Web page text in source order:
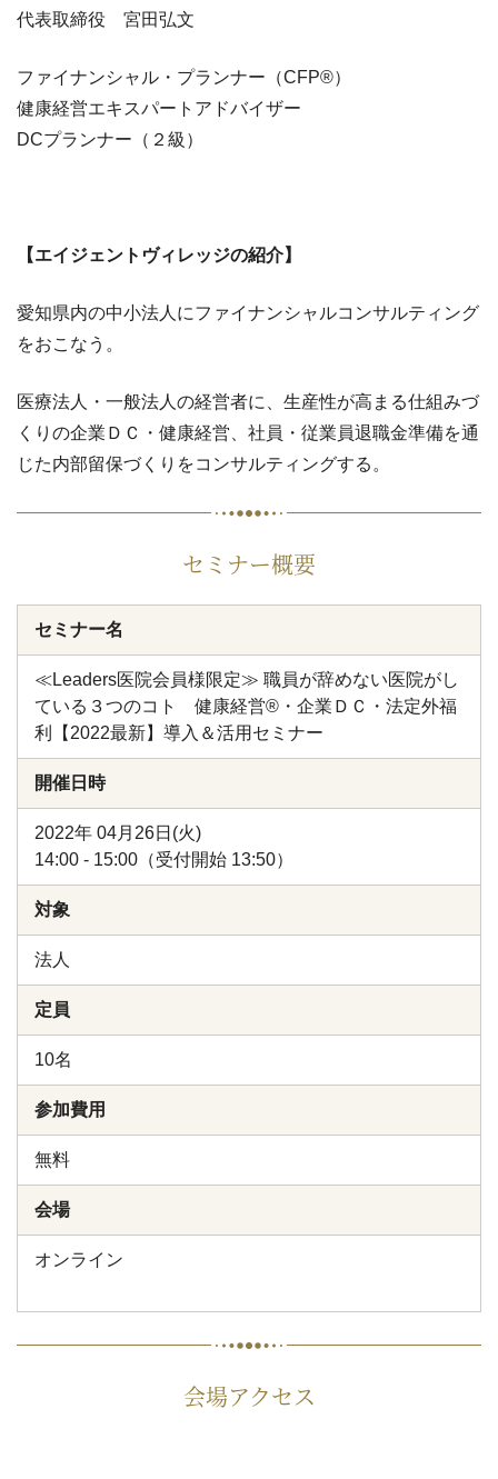
​​​​代表取締役 宮田弘文​​​​
ファイナンシャル・プランナー（CFP®）
健康経営エキスパートアドバイザー
DCプランナー（２級）
【エイジェントヴィレッジの紹介】
愛知県内の中小法人にファイナンシャルコンサルティング
をおこなう。
医療法人・一般法人の経営者に、生産性が高まる仕組みづ
くりの企業ＤＣ・健康経営、社員・従業員退職金準備を通
じた内部留保づくりをコンサルティングする。
セミナー概要
セミナー名
≪Leaders医院会員様限定≫ 職員が辞めない医院がし
ている３つのコト 健康経営®・企業ＤＣ・法定外福
利【2022最新】導入＆活用セミナー
開催日時
2022年 04月26日(火)
14:00 - 15:00（受付開始 13:50）
対象
法人
定員
10名
参加費用
無料
会場
オンライン
会場アクセス